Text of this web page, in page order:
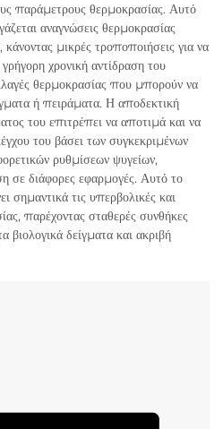
παράμετρους θερμοκρασίας. Αυτό
αναγνώσεις θερμοκρασίας
μικρές τροποποιήσεις για να
χρονική αντίδραση του
θερμοκρασίας που μπορούν να
ή πειράματα. Η αποδεκτική
του επιτρέπει να αποτιμά και να
του βάσει των συγκεκριμένων
ρυθμίσεων ψυγείων,
σε διάφορες εφαρμογές. Αυτό το
σημαντικά τις υπερβολικές και
παρέχοντας σταθερές συνθήκες
βιολογικά δείγματα και ακριβή